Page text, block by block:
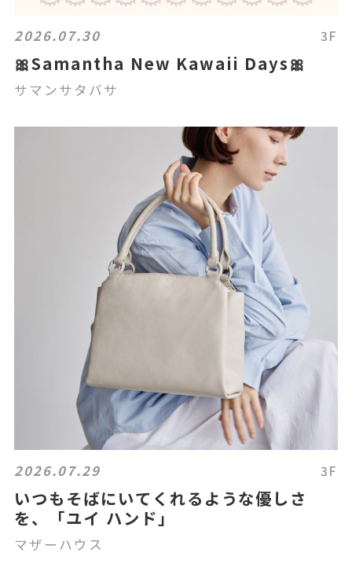
2026.07.30 3F
🎀Samantha New Kawaii Days🎀
サマンサタバサ
2026.07.29 3F
いつもそばにいてくれるような優しさ
を、「ユイ ハンド」
マザーハウス